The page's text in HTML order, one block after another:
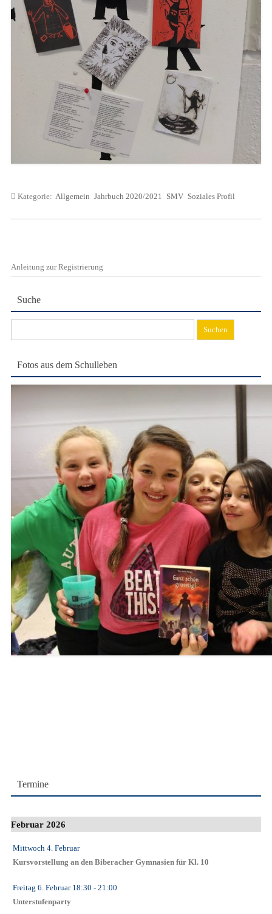
Kategorie: Allgemein Jahrbuch 2020/2021 SMV Soziales Profil
Anleitung zur Registrierung
Suche
nach:
Fotos aus dem Schulleben
Termine
Februar 2026
Mittwoch 4. Februar
Kursvorstellung an den Biberacher Gymnasien für Kl. 10
Freitag 6. Februar18:30 - 21:00
Unterstufenparty